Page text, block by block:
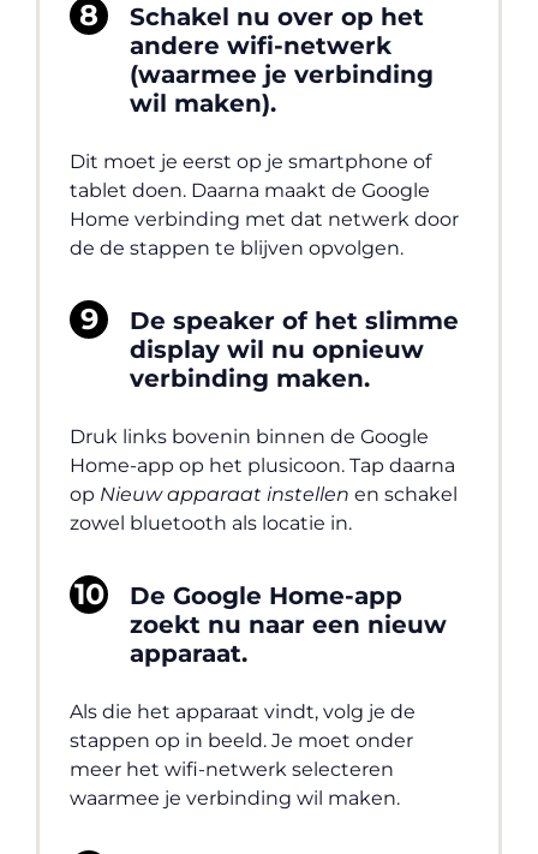
Schakel nu over op het
andere wifi-netwerk
(waarmee je verbinding
wil maken).
Dit moet je eerst op je smartphone of
tablet doen. Daarna maakt de Google
Home verbinding met dat netwerk door
de de stappen te blijven opvolgen.
De speaker of het slimme
display wil nu opnieuw
verbinding maken.
Druk links bovenin binnen de Google
Home-app op het plusicoon. Tap daarna
op Nieuw apparaat instellen en schakel
zowel bluetooth als locatie in.
De Google Home-app
zoekt nu naar een nieuw
apparaat.
Als die het apparaat vindt, volg je de
stappen op in beeld. Je moet onder
meer het wifi-netwerk selecteren
waarmee je verbinding wil maken.